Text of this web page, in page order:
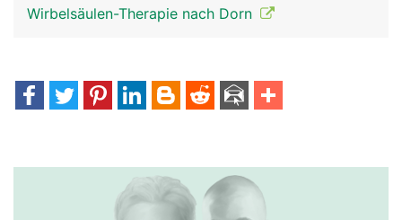
Wirbelsäulen-Therapie nach Dorn